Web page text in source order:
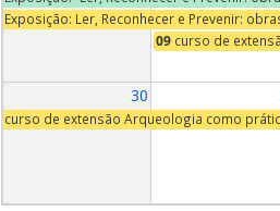
Exposição: Ler, Reconhecer e Prevenir:
09 curso de
30
curso de extensão Arqueologia como